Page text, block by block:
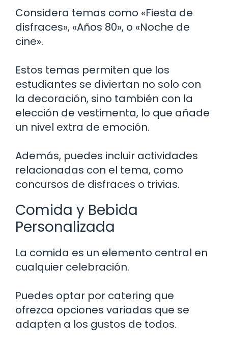
Considera temas como «Fiesta de
disfraces», «Años 80», o «Noche de
cine».
Estos temas permiten que los
estudiantes se diviertan no solo con
la decoración, sino también con la
elección de vestimenta, lo que añade
un nivel extra de emoción.
Además, puedes incluir actividades
relacionadas con el tema, como
concursos de disfraces o trivias.
Comida y Bebida
Personalizada
La comida es un elemento central en
cualquier celebración.
Puedes optar por catering que
ofrezca opciones variadas que se
adapten a los gustos de todos.